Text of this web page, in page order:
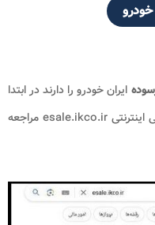
ایران خودرو را دارند در ابتدا
به نشانی اینترنتی esale.ikco.ir مراجعه